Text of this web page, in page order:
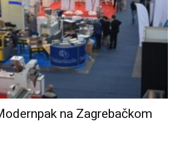
na Zagrebačkom